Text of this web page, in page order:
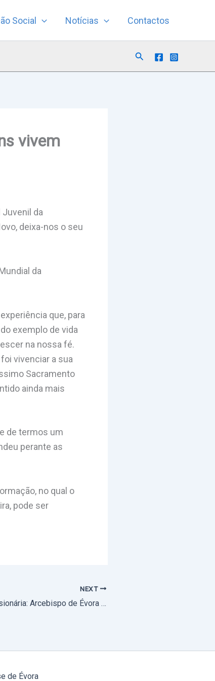
Social Notícias Contactos
Search
vivem
da
deixa-nos o seu
da
que, para
exemplo de vida
na nossa fé.
vivenciar a sua
Sacramento
ainda mais
de termos um
perante as
no qual o
pode ser
NEXT
Visita Pastoral Missionária: Arcebispo de Évora presidiu à Eucaristia em Hortinhas (com fotos)
de Évora